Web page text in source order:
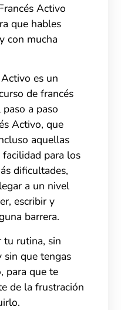
Activo
que hables
con mucha
es un
de francés
a paso
Activo, que
aquellas
para los
dificultades,
a un nivel
escribir y
barrera.
tu rutina, sin
sin que tengas
para que te
de la frustración